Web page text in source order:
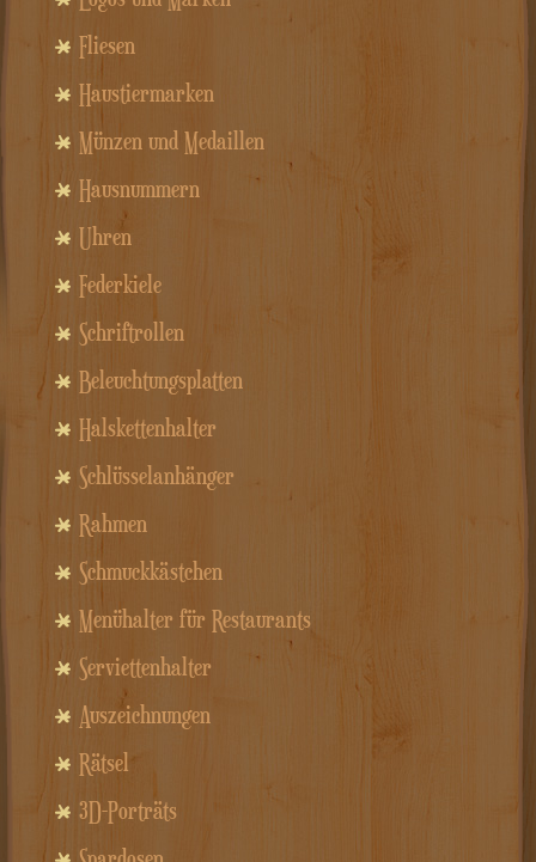
Fliesen
Haustiermarken
Münzen und Medaillen
Hausnummern
Uhren
Federkiele
Schriftrollen
Beleuchtungsplatten
Halskettenhalter
Schlüsselanhänger
Rahmen
Schmuckkästchen
Menühalter für Restaurants
Serviettenhalter
Auszeichnungen
Rätsel
3D-Porträts